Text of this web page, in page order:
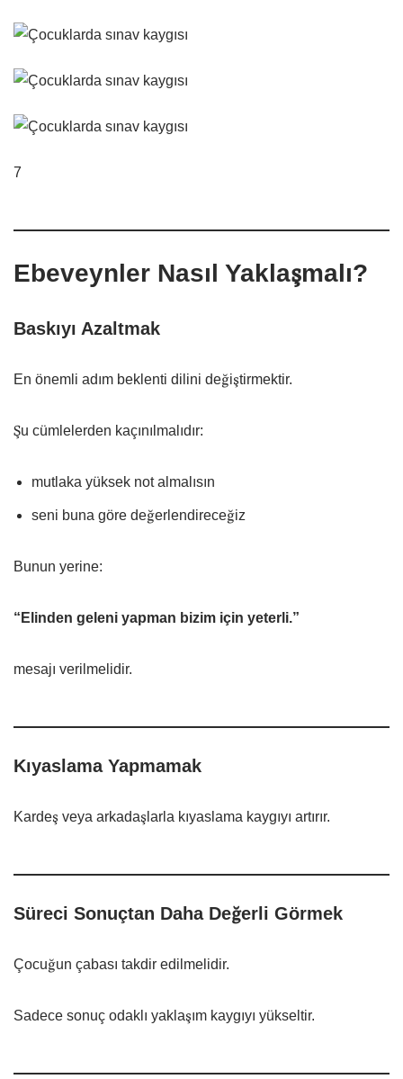
7
Ebeveynler Nasıl Yaklaşmalı?
Baskıyı Azaltmak
En önemli adım beklenti dilini değiştirmektir.
Şu cümlelerden kaçınılmalıdır:
mutlaka yüksek not almalısın
seni buna göre değerlendireceğiz
Bunun yerine:
“Elinden geleni yapman bizim için yeterli.”
mesajı verilmelidir.
Kıyaslama Yapmamak
Kardeş veya arkadaşlarla kıyaslama kaygıyı artırır.
Süreci Sonuçtan Daha Değerli Görmek
Çocuğun çabası takdir edilmelidir.
Sadece sonuç odaklı yaklaşım kaygıyı yükseltir.